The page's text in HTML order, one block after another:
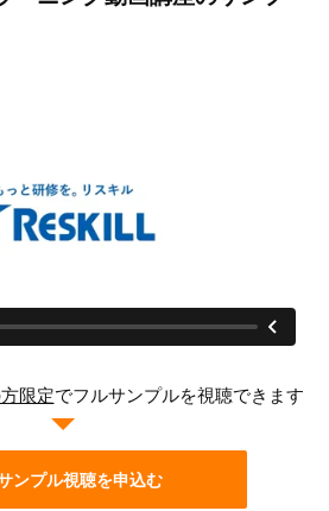
限定でフルサンプルを視聴できます
ンプル視聴を申込む